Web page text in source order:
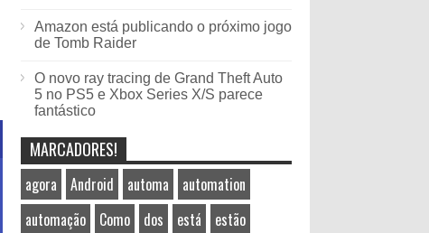
Amazon está publicando o próximo jogo
de Tomb Raider
O novo ray tracing de Grand Theft Auto
5 no PS5 e Xbox Series X/S parece
fantástico
MARCADORES!
agora Android automa
automation
automação
Como dos está
estão